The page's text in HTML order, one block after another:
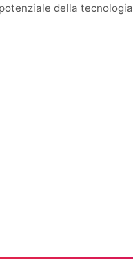
della tecnologia